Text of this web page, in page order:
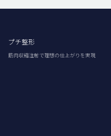
プチ整形
筋肉収縮注射で理想の仕上がりを実現